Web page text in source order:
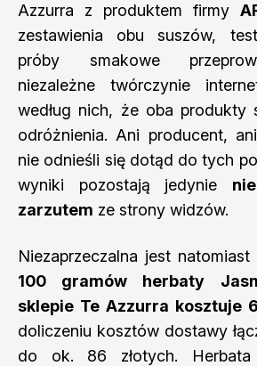
Azzurra z produktem firmy
zestawienia obu suszów,
próby smakowe
niezależne twórczynie
według nich, że oba produkty
odróżnienia. Ani producent,
nie odnieśli się dotąd do tych
wyniki pozostają jedynie
zarzutem ze strony widzów.
Niezaprzeczalna jest
100 gramów herbaty
sklepie Te Azzurra kosztuje
doliczeniu kosztów dostawy
do ok. 86 złotych. Herbata